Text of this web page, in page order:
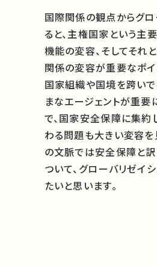
国際関係の観点からグ
ると、主権国家という主
機能の変容、そしてそれ
関係の変容が重要なポイ
国家組織や国境を跨い
まなエージェントが重要
で、国家安全保障に集
わる問題も大きい変容
の文脈では安全保障と訳
ついて、グローバリゼイ
たいと思います。